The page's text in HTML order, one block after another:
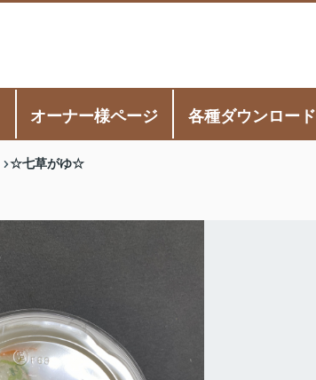
オーナー様ページ 各種ダウンロード
☆七草がゆ☆